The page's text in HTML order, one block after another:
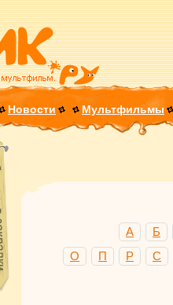
Новости Мультфильмы
А
Б
О
П Р С